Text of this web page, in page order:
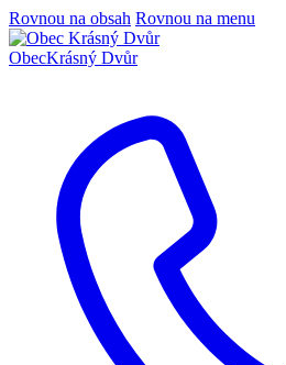
Rovnou na obsah Rovnou na menu
ObecKrásný Dvůr